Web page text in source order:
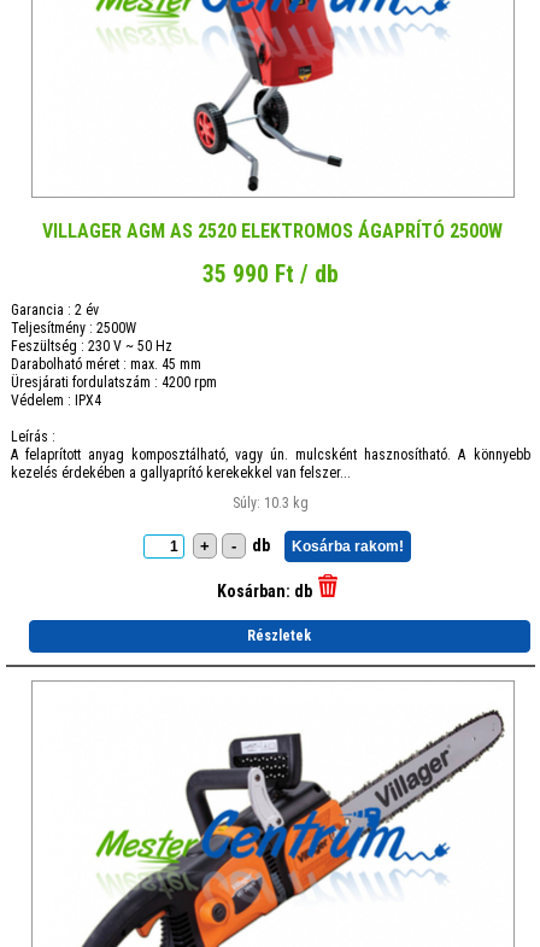
VILLAGER AGM AS 2520 ELEKTROMOS ÁGAPRÍTÓ 2500W
35 990 Ft / db
Garancia : 2 év
Teljesítmény : 2500W
Feszültség : 230 V ~ 50 Hz
Darabolható méret : max. 45 mm
Üresjárati fordulatszám : 4200 rpm
Védelem : IPX4
Leírás :
A felaprított anyag komposztálható, vagy ún. mulcsként hasznosítható. A könnyebb
kezelés érdekében a gallyaprító kerekekkel van felszer...
Súly: 10.3 kg
+ - db Kosárba rakom!
Kosárban: db
Részletek